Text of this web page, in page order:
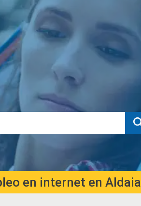
en internet en Aldaia